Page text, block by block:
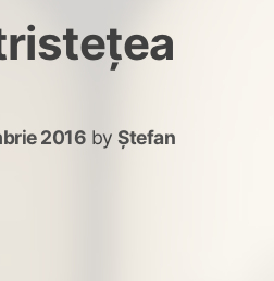
2016 by Ștefan